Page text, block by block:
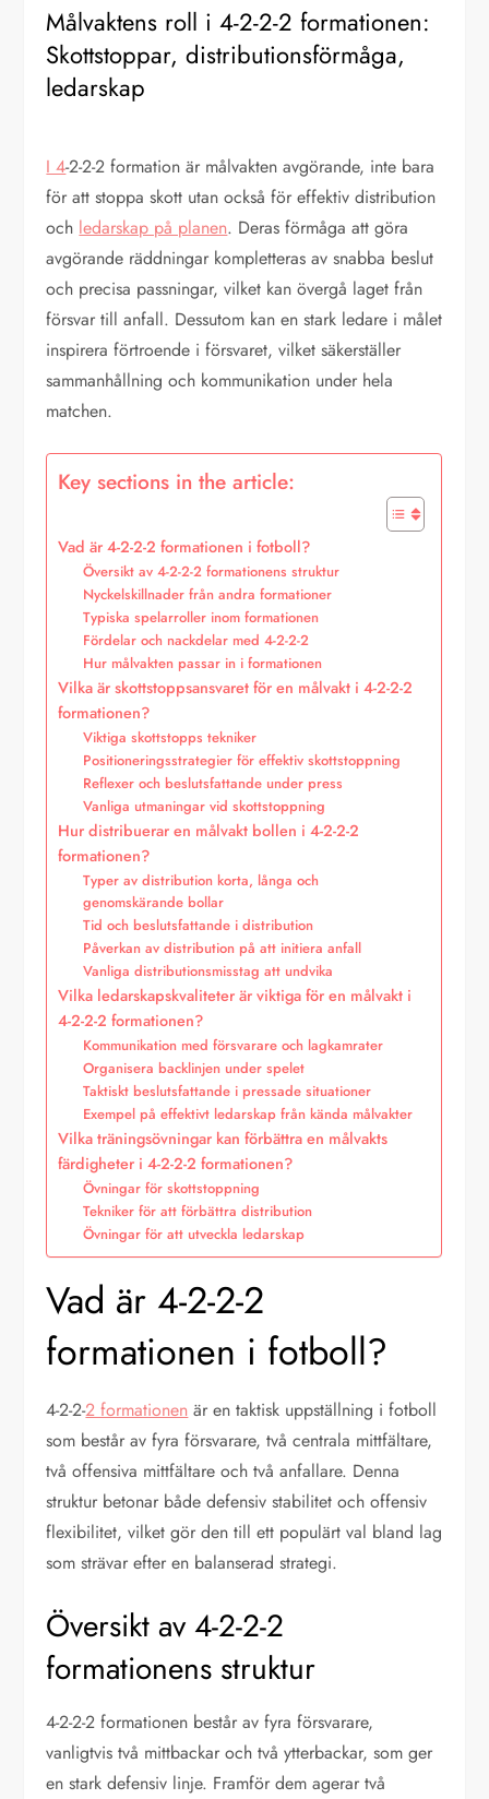
Målvaktens roll i 4-2-2-2 formationen:
Skottstoppar, distributionsförmåga,
ledarskap
I 4-2-2-2 formation är målvakten avgörande, inte bara
för att stoppa skott utan också för effektiv distribution
och ledarskap på planen. Deras förmåga att göra
avgörande räddningar kompletteras av snabba beslut
och precisa passningar, vilket kan övergå laget från
försvar till anfall. Dessutom kan en stark ledare i målet
inspirera förtroende i försvaret, vilket säkerställer
sammanhållning och kommunikation under hela
matchen.
Key sections in the article:
Vad är 4-2-2-2 formationen i fotboll?
Översikt av 4-2-2-2 formationens struktur
Nyckelskillnader från andra formationer
Typiska spelarroller inom formationen
Fördelar och nackdelar med 4-2-2-2
Hur målvakten passar in i formationen
Vilka är skottstoppsansvaret för en målvakt i 4-2-2-2
formationen?
Viktiga skottstopps tekniker
Positioneringsstrategier för effektiv skottstoppning
Reflexer och beslutsfattande under press
Vanliga utmaningar vid skottstoppning
Hur distribuerar en målvakt bollen i 4-2-2-2
formationen?
Typer av distribution korta, långa och
genomskärande bollar
Tid och beslutsfattande i distribution
Påverkan av distribution på att initiera anfall
Vanliga distributionsmisstag att undvika
Vilka ledarskapskvaliteter är viktiga för en målvakt i
4-2-2-2 formationen?
Kommunikation med försvarare och lagkamrater
Organisera backlinjen under spelet
Taktiskt beslutsfattande i pressade situationer
Exempel på effektivt ledarskap från kända målvakter
Vilka träningsövningar kan förbättra en målvakts
färdigheter i 4-2-2-2 formationen?
Övningar för skottstoppning
Tekniker för att förbättra distribution
Övningar för att utveckla ledarskap
Vad är 4-2-2-2
formationen i fotboll?
4-2-2-2 formationen är en taktisk uppställning i fotboll
som består av fyra försvarare, två centrala mittfältare,
två offensiva mittfältare och två anfallare. Denna
struktur betonar både defensiv stabilitet och offensiv
flexibilitet, vilket gör den till ett populärt val bland lag
som strävar efter en balanserad strategi.
Översikt av 4-2-2-2
formationens struktur
4-2-2-2 formationen består av fyra försvarare,
vanligtvis två mittbackar och två ytterbackar, som ger
en stark defensiv linje. Framför dem agerar två